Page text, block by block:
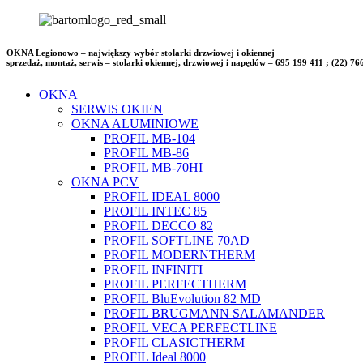
OKNA Legionowo – największy wybór stolarki drzwiowej i okiennej
sprzedaż, montaż, serwis – stolarki okiennej, drzwiowej i napędów – 695 199 411 ; (22)
OKNA
SERWIS OKIEN
OKNA ALUMINIOWE
PROFIL MB-104
PROFIL MB-86
PROFIL MB-70HI
OKNA PCV
PROFIL IDEAL 8000
PROFIL INTEC 85
PROFIL DECCO 82
PROFIL SOFTLINE 70AD
PROFIL MODERNTHERM
PROFIL INFINITI
PROFIL PERFECTHERM
PROFIL BluEvolution 82 MD
PROFIL BRUGMANN SALAMANDER
PROFIL VECA PERFECTLINE
PROFIL CLASICTHERM
PROFIL Ideal 8000